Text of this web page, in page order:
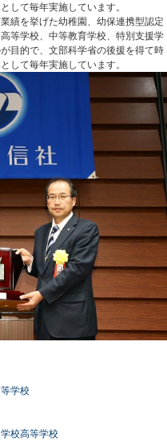
して毎年実施しています。
績を挙げた幼稚園、幼保連携型認定
等学校、中等教育学校、特別支援学
目的で、文部科学省の後援を得て時
して毎年実施しています。
学校
校高等学校